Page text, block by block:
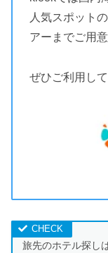
人気スポット
アーまでご用
ぜひご利用し
旅先のホテル探し